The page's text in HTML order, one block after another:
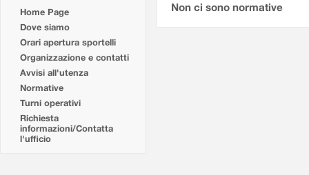
Home Page
Dove siamo
Orari apertura sportelli
Organizzazione e contatti
Avvisi all'utenza
Normative
Turni operativi
Richiesta
informazioni/Contatta
l'ufficio
Non ci sono normative